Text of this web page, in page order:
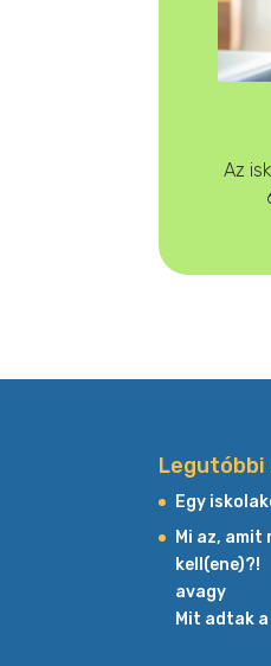
Az
Legutóbbi
Egy
Mi az,
kell(ene)?!
avagy
Mit adtak